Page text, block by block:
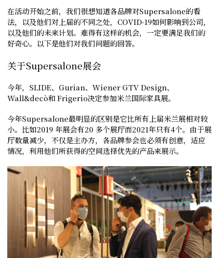
在活动开始之前，我们很想知道各品牌对Supersalone的看
法，以及他们对上届的不同之处，COVID-19如何影响到公司，
以及他们的未来计划。难得有这样的机会，一定要满足我们的
好奇心。以下是他们对我们问题的回答。
关于Supersalone展会
今年，SLIDE、Gurian、Wiener GTV Design、
Wall&decò和 Frigerio决定参加米兰国际家具展。
今年Supersalone最明显的区别是它比所有上届米兰展相对较
小。比如2019 年展会有20 多个展厅而2021年只有4个。由于展
厅数量减少，不仅是主办方，各品牌参会也必须有创意，适应
情况，利用他们所获得的空间选择优先的产品来展示。